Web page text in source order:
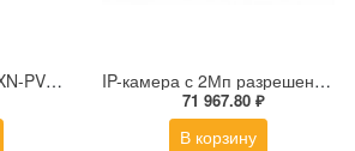
Tiandy-IPEYE-TC-32XN-PVZ 2Мп купольная «турель» IP камера с фиксированным объективом, серия SPARK со встроенным агентом IPEYE для ПВЗ IP-камера с 2Мп разрешением DS-2DE4225IW-DE(S5)
71 967.80 ₽
В корзину